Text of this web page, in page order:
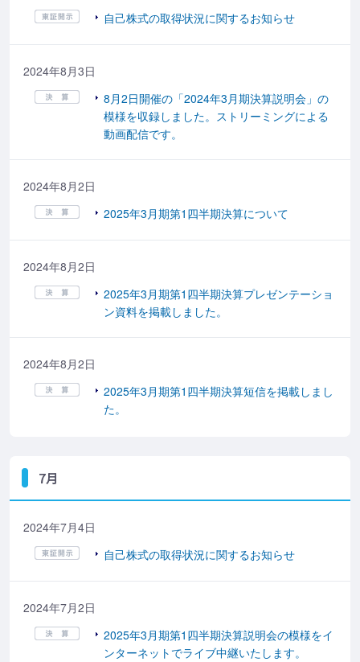
自己株式の取得状況に関するお知らせ
2024年8月3日
8月2日開催の「2024年3月期決算説明会」の
模様を収録しました。ストリーミングによる
動画配信です。
2024年8月2日
2025年3月期第1四半期決算について
2024年8月2日
2025年3月期第1四半期決算プレゼンテーショ
ン資料を掲載しました。
2024年8月2日
2025年3月期第1四半期決算短信を掲載しまし
た。
7月
2024年7月4日
自己株式の取得状況に関するお知らせ
2024年7月2日
2025年3月期第1四半期決算説明会の模様をイ
ンターネットでライブ中継いたします。